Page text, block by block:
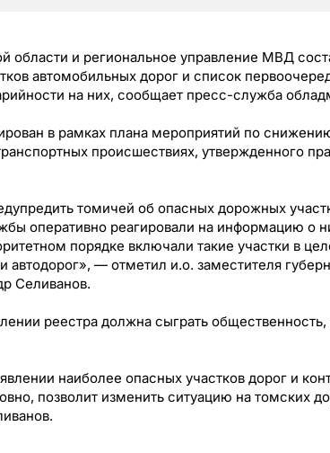
области и региональное управление МВД
автомобильных дорог и список
на них, сообщает пресс-служба
в рамках плана мероприятий по
происшествиях, утвержденного
томичей об опасных дорожных
оперативно реагировали на информацию о
порядке включали такие участки в
автодорог», — отметил и.о. заместителя
Селиванов.
реестра должна сыграть общественность,
наиболее опасных участков дорог и
позволит изменить ситуацию на томских